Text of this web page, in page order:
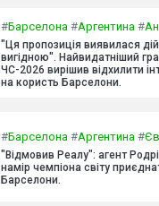
#Барселона #Аргентина #
"Ця пропозиція виявилася
вигідною". Найвидатніший
ЧС-2026 вирішив відхилити
на користь Барселони.
#Барселона #Аргентина #
"Відмовив Реалу": агент
намір чемпіона світу
Барселони.